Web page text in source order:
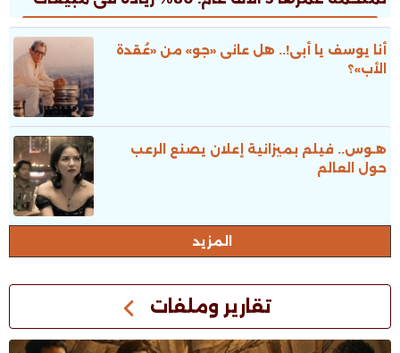
الطبعات.. ونقاش ثقافى صاخب
أنا يوسف يا أبى!.. هل عانى «جو» من «عُقدة
الأب»؟
هـوس.. فيلم بميزانية إعلان يصنع الرعب
حول العالم
المزيد
تقارير وملفات